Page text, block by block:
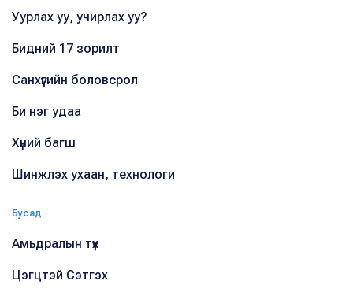
Уурлах уу, учирлах уу?
Бидний 17 зорилт
Санхүүгийн боловсрол
Би нэг удаа
Хүний багш
Шинжлэх ухаан, технологи
Бусад
Амьдралын түүх
Цэгцтэй Сэтгэх